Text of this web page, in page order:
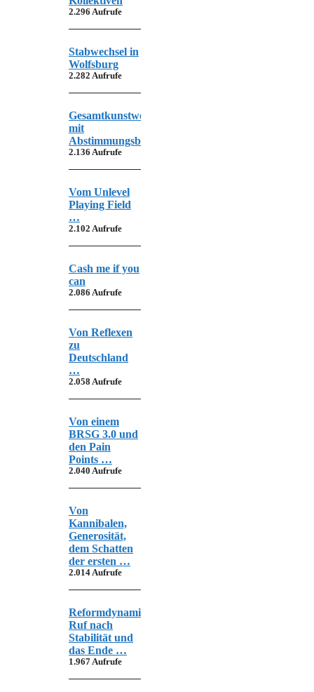
2.296 Aufrufe
Stabwechsel in
Wolfsburg
2.282 Aufrufe
Gesamtkunstwerk
mit
Abstimmungsbedarf
2.136 Aufrufe
Vom Unlevel
Playing Field
…
2.102 Aufrufe
Cash me if you
can
2.086 Aufrufe
Von Reflexen
zu
Deutschland
…
2.058 Aufrufe
Von einem
BRSG 3.0 und
den Pain
Points …
2.040 Aufrufe
Von
Kannibalen,
Generosität,
dem Schatten
der ersten …
2.014 Aufrufe
Reformdynamik,
Ruf nach
Stabilität und
das Ende …
1.967 Aufrufe